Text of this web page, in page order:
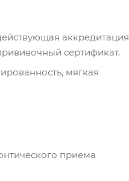
аккредитация
сертификат.
мягкая
приема